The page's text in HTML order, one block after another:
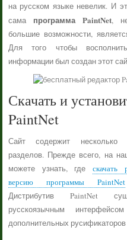
на русском языке невелик. И
сама программа PaintNet,
большие возможности,
Для того чтобы
информации был создан этот
Скачать и
PaintNet
Сайт содержит несколько
разделов. Прежде всего, на
можете узнать, где скачать
версию программы PaintNet
Дистрибутив PaintNet
русскоязычным
дополнительных русификаторов